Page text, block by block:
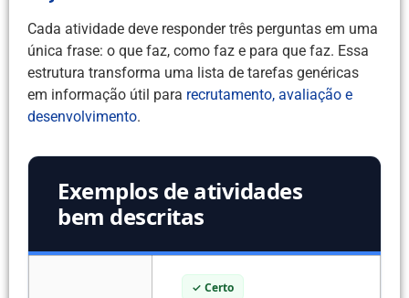
Cada atividade deve responder três perguntas em uma
única frase: o que faz, como faz e para que faz. Essa
estrutura transforma uma lista de tarefas genéricas
em informação útil para recrutamento, avaliação e
desenvolvimento.
Exemplos de atividades
bem descritas
✓ Certo